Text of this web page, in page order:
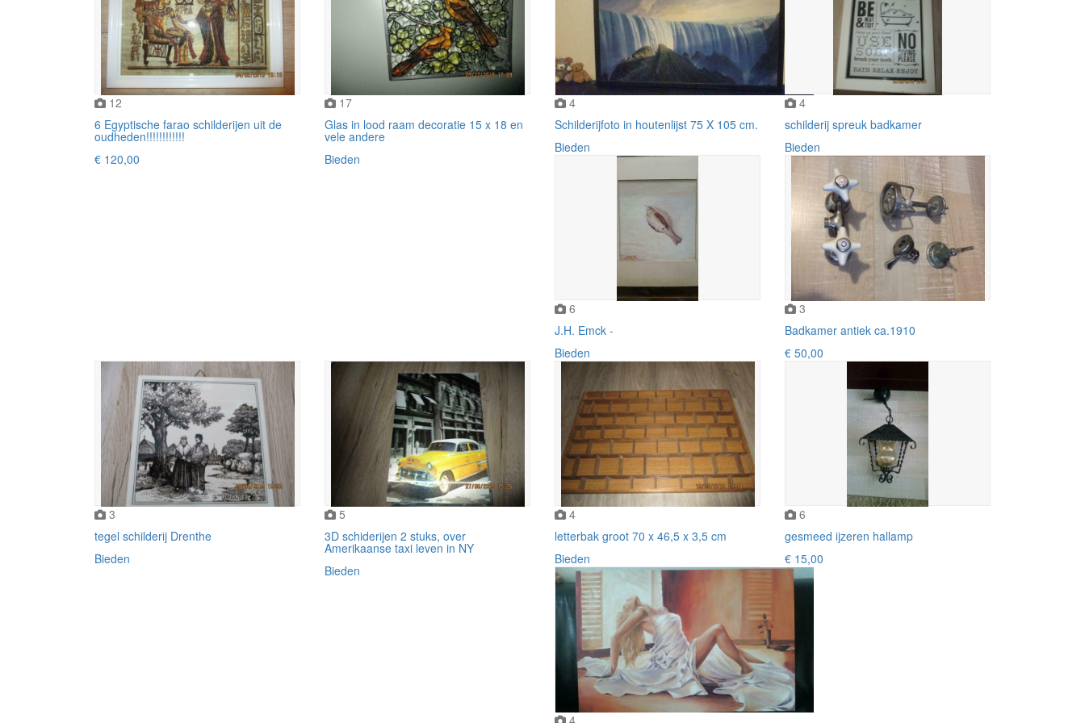
12
6 Egyptische farao schilderijen uit de
oudheden!!!!!!!!!!!!
€ 120,00
17
Glas in lood raam decoratie 15 x 18 en
vele andere
Bieden
4
Schilderijfoto in houtenlijst 75 X 105 cm.
Bieden
4
schilderij spreuk badkamer
Bieden
6
J.H. Emck -
Bieden
3
Badkamer antiek ca.1910
€ 50,00
3
tegel schilderij Drenthe
Bieden
5
3D schiderijen 2 stuks, over
Amerikaanse taxi leven in NY
Bieden
4
letterbak groot 70 x 46,5 x 3,5 cm
Bieden
6
gesmeed ijzeren hallamp
€ 15,00
4